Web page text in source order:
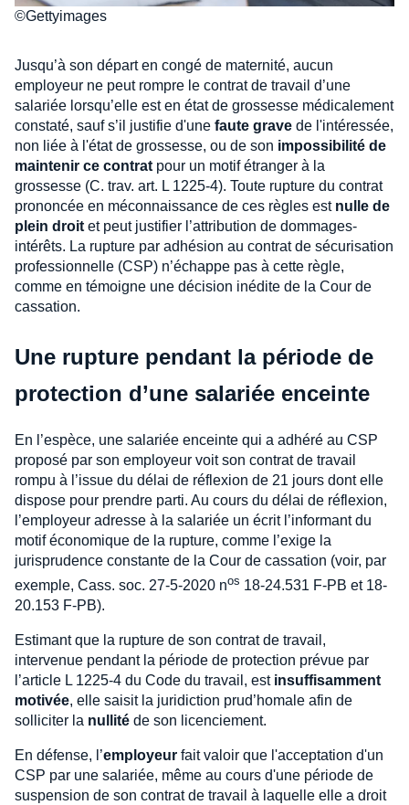
©Gettyimages
Jusqu’à son départ en congé de maternité, aucun
employeur ne peut rompre le contrat de travail d’une
salariée lorsqu’elle est en état de grossesse médicalement
constaté, sauf s’il justifie d'une faute grave de l'intéressée,
non liée à l'état de grossesse, ou de son impossibilité de
maintenir ce contrat pour un motif étranger à la
grossesse (C. trav. art. L 1225-4). Toute rupture du contrat
prononcée en méconnaissance de ces règles est nulle de
plein droit et peut justifier l’attribution de dommages-
intérêts. La rupture par adhésion au contrat de sécurisation
professionnelle (CSP) n’échappe pas à cette règle,
comme en témoigne une décision inédite de la Cour de
cassation.
Une rupture pendant la période de
protection d’une salariée enceinte
En l’espèce, une salariée enceinte qui a adhéré au CSP
proposé par son employeur voit son contrat de travail
rompu à l’issue du délai de réflexion de 21 jours dont elle
dispose pour prendre parti. Au cours du délai de réflexion,
l’employeur adresse à la salariée un écrit l’informant du
motif économique de la rupture, comme l’exige la
jurisprudence constante de la Cour de cassation (voir, par
exemple, Cass. soc. 27-5-2020 nos 18-24.531 F-PB et 18-
20.153 F-PB).
Estimant que la rupture de son contrat de travail,
intervenue pendant la période de protection prévue par
l’article L 1225-4 du Code du travail, est insuffisamment
motivée, elle saisit la juridiction prud’homale afin de
solliciter la nullité de son licenciement.
En défense, l’employeur fait valoir que l'acceptation d'un
CSP par une salariée, même au cours d'une période de
suspension de son contrat de travail à laquelle elle a droit